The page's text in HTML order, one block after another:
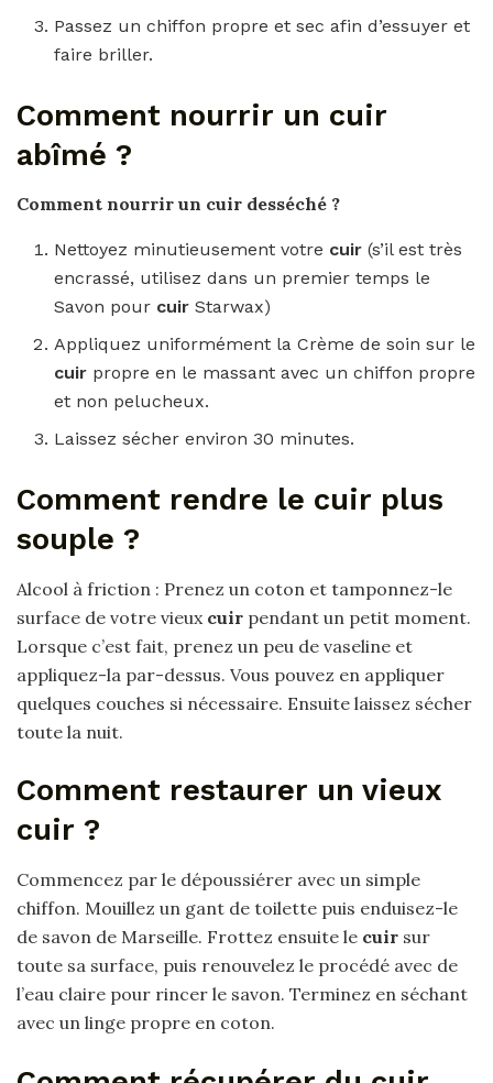
Passez un chiffon propre et sec afin d’essuyer et
faire briller.
Comment nourrir un cuir
abîmé ?
Comment nourrir un cuir desséché ?
Nettoyez minutieusement votre cuir(s’il est très
encrassé, utilisez dans un premier temps le
Savon pour cuirStarwax)
Appliquez uniformément la Crème de soin sur le
cuir propre en le massant avec un chiffon propre
et non pelucheux.
Laissez sécher environ 30 minutes.
Comment rendre le cuir plus
souple ?
Alcool à friction : Prenez un coton et tamponnez-le
surface de votre vieux cuir pendant un petit moment.
Lorsque c’est fait, prenez un peu de vaseline et
appliquez-la par-dessus. Vous pouvez en appliquer
quelques couches si nécessaire. Ensuite laissez sécher
toute la nuit.
Comment restaurer un vieux
cuir ?
Commencez par le dépoussiérer avec un simple
chiffon. Mouillez un gant de toilette puis enduisez-le
de savon de Marseille. Frottez ensuite le cuir sur
toute sa surface, puis renouvelez le procédé avec de
l’eau claire pour rincer le savon. Terminez en séchant
avec un linge propre en coton.